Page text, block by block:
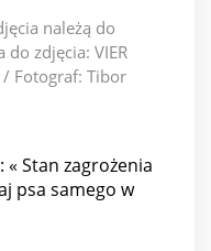
należą do
zdjęcia: VIER
/ Fotograf: Tibor
Stan zagrożenia
psa samego w